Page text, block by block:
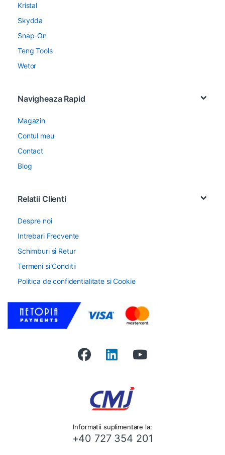
Kristal
Skydda
Snap-On
Teng Tools
Wetor
Navigheaza Rapid
Magazin
Contul meu
Contact
Blog
Relatii Clienti
Despre noi
Intrebari Frecvente
Schimburi si Retur
Termeni si Conditii
Politica de confidentialitate si Cookie
Informatii suplimentare la:
+40 727 354 201